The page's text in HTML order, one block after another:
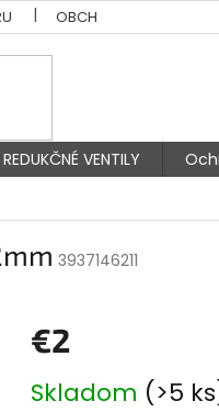
OBCHODNÉ PODMIENKY
REDUKČNÉ VENTILY
3937146211
€2
cena:
Skladom (>5